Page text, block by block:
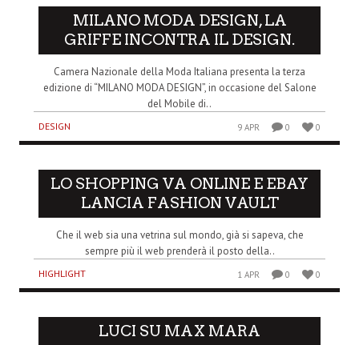
MILANO MODA DESIGN, LA
GRIFFE INCONTRA IL DESIGN.
Camera Nazionale della Moda Italiana presenta la terza
edizione di “MILANO MODA DESIGN”, in occasione del Salone
del Mobile di..
DESIGN 9 APR 0 0
LO SHOPPING VA ONLINE E EBAY
LANCIA FASHION VAULT
Che il web sia una vetrina sul mondo, già si sapeva, che
sempre più il web prenderà il posto della..
HIGHLIGHT 1 APR 0 0
LUCI SU MAX MARA